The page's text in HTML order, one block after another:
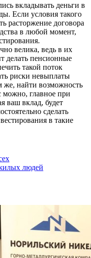
вкладывать деньги в
Если условия такого
расторжение договора
в любой момент,
велика, ведь в их
делать пенсионные
такой поток
риски невыплаты
найти возможность
можно, главное при
ваш вклад, будет
сделать
в такие
людей